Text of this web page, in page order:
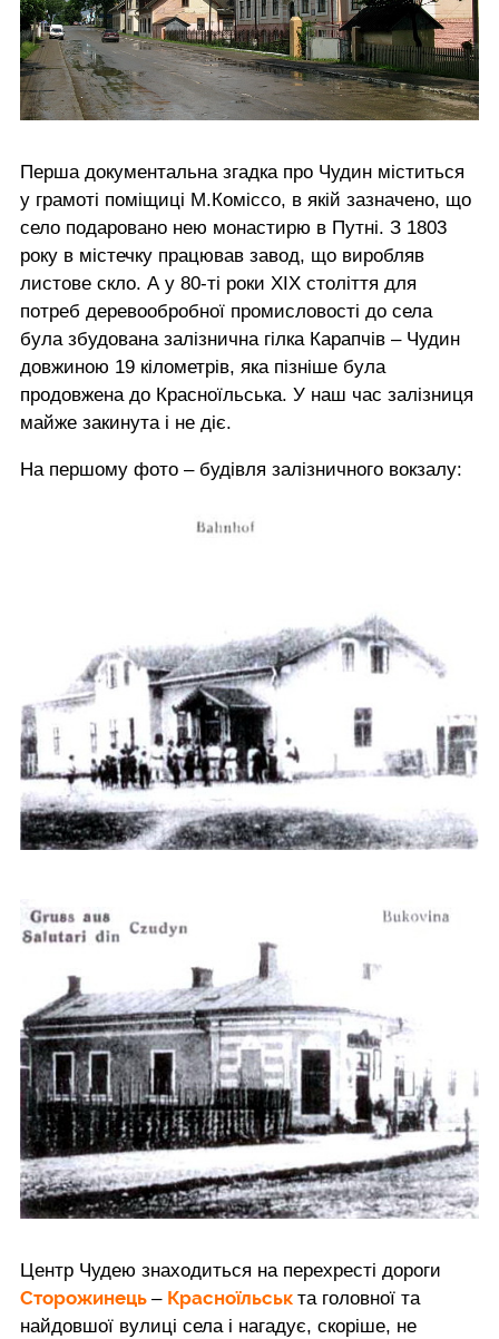
Перша документальна згадка про Чудин міститься
у грамоті поміщиці М.Коміссо, в якій зазначено, що
село подаровано нею монастирю в Путні. З 1803
року в містечку працював завод, що виробляв
листове скло. А у 80-ті роки ХІХ століття для
потреб деревообробної промисловості до села
була збудована залізнична гілка Карапчів – Чудин
довжиною 19 кілометрів, яка пізніше була
продовжена до Красноїльська. У наш час залізниця
майже закинута і не діє.
На першому фото – будівля залізничного вокзалу:
Центр Чудею знаходиться на перехресті дороги
Сторожинець – Красноїльськ та головної та
найдовшої вулиці села і нагадує, скоріше, не